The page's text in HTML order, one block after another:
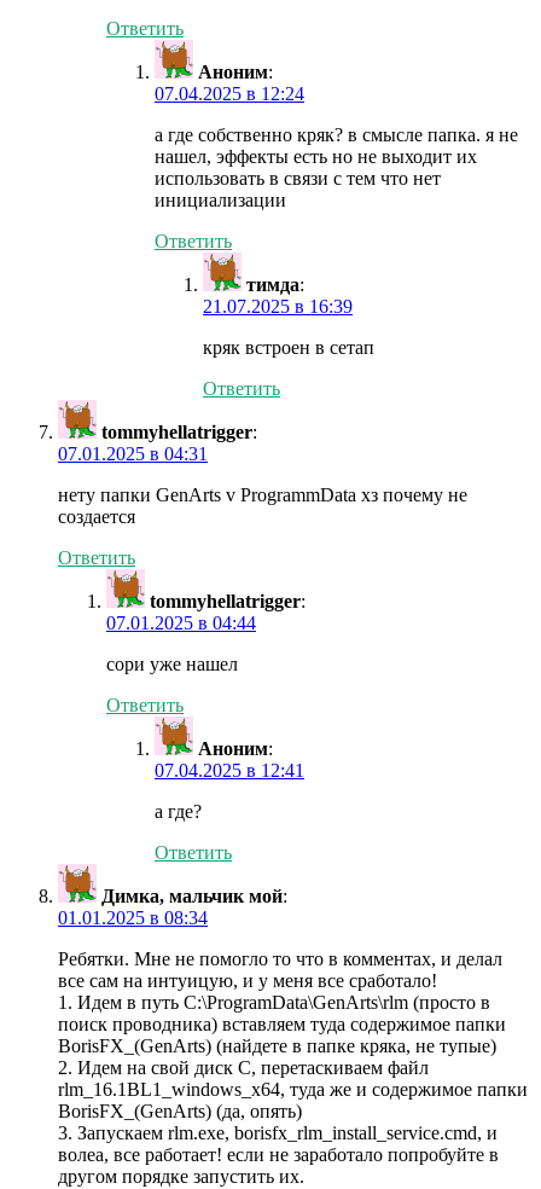
Ответить
Аноним:
07.04.2025 в 12:24
а где собственно кряк? в смысле папка. я не
нашел, эффекты есть но не выходит их
использовать в связи с тем что нет
инициализации
Ответить
тимда:
21.07.2025 в 16:39
кряк встроен в сетап
Ответить
tommyhellatrigger:
07.01.2025 в 04:31
нету папки GenArts v ProgrammData хз почему не
создается
Ответить
tommyhellatrigger:
07.01.2025 в 04:44
сори уже нашел
Ответить
Аноним:
07.04.2025 в 12:41
а где?
Ответить
Димка, мальчик мой:
01.01.2025 в 08:34
Ребятки. Мне не помогло то что в комментах, и делал
все сам на интуицую, и у меня все сработало!
1. Идем в путь C:\ProgramData\GenArts\rlm (просто в
поиск проводника) вставляем туда содержимое папки
BorisFX_(GenArts) (найдете в папке кряка, не тупые)
2. Идем на свой диск С, перетаскиваем файл
rlm_16.1BL1_windows_x64, туда же и содержимое папки
BorisFX_(GenArts) (да, опять)
3. Запускаем rlm.exe, borisfx_rlm_install_service.cmd, и
волеа, все работает! если не заработало попробуйте в
другом порядке запустить их.